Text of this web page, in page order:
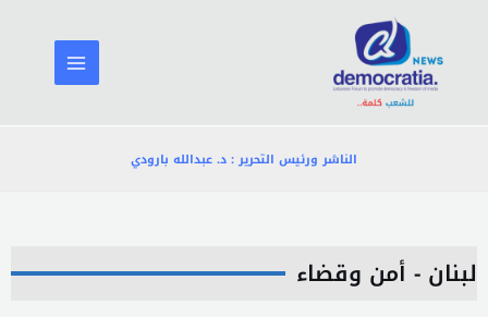
المحتوى
الناشر ورئيس التحرير : د. عبدالله بارودي
لبنان - أمن وقضاء